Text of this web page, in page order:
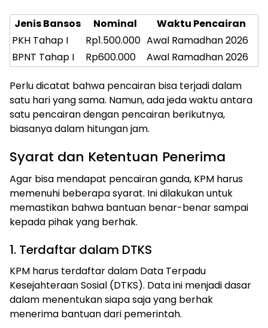
Jenis Bansos Nominal
Waktu Pencairan
PKH Tahap I
Rp1.500.000 Awal Ramadhan 2026
BPNT Tahap I
Rp600.000 Awal Ramadhan 2026
Perlu dicatat bahwa pencairan bisa terjadi dalam
satu hari yang sama. Namun, ada jeda waktu antara
satu pencairan dengan pencairan berikutnya,
biasanya dalam hitungan jam.
Syarat dan Ketentuan Penerima
Agar bisa mendapat pencairan ganda, KPM harus
memenuhi beberapa syarat. Ini dilakukan untuk
memastikan bahwa bantuan benar-benar sampai
kepada pihak yang berhak.
1. Terdaftar dalam DTKS
KPM harus terdaftar dalam Data Terpadu
Kesejahteraan Sosial (DTKS). Data ini menjadi dasar
dalam menentukan siapa saja yang berhak
menerima bantuan dari pemerintah.